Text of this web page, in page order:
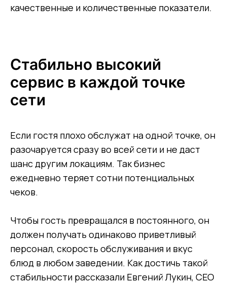
качественные и количественные показатели.
Стабильно высокий
сервис в каждой точке
сети
Если гостя плохо обслужат на одной точке, он
разочаруется сразу во всей сети и не даст
шанс другим локациям. Так бизнес
ежедневно теряет сотни потенциальных
чеков.
Чтобы гость превращался в постоянного, он
должен получать одинаково приветливый
персонал, скорость обслуживания и вкус
блюд в любом заведении. Как достичь такой
стабильности рассказали Евгений Лукин, CEO